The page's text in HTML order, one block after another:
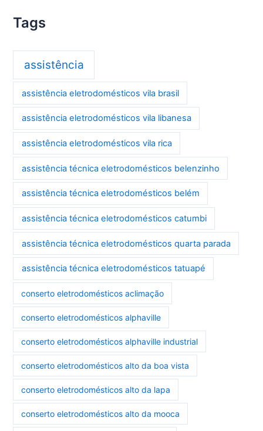
Tags
assistência
assistência eletrodomésticos vila brasil
assistência eletrodomésticos vila libanesa
assistência eletrodomésticos vila rica
assistência técnica eletrodomésticos belenzinho
assistência técnica eletrodomésticos belém
assistência técnica eletrodomésticos catumbi
assistência técnica eletrodomésticos quarta parada
assistência técnica eletrodomésticos tatuapé
conserto eletrodomésticos aclimação
conserto eletrodomésticos alphaville
conserto eletrodomésticos alphaville industrial
conserto eletrodomésticos alto da boa vista
conserto eletrodomésticos alto da lapa
conserto eletrodomésticos alto da mooca